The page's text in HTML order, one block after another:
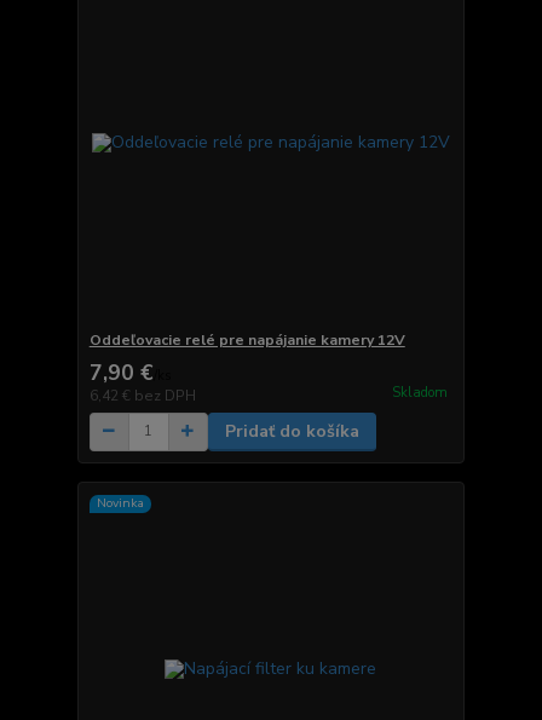
Oddeľovacie relé pre napájanie kamery 12V
7,90 €
6,42 € bez DPH Skladom
Pridať do košíka
Novinka